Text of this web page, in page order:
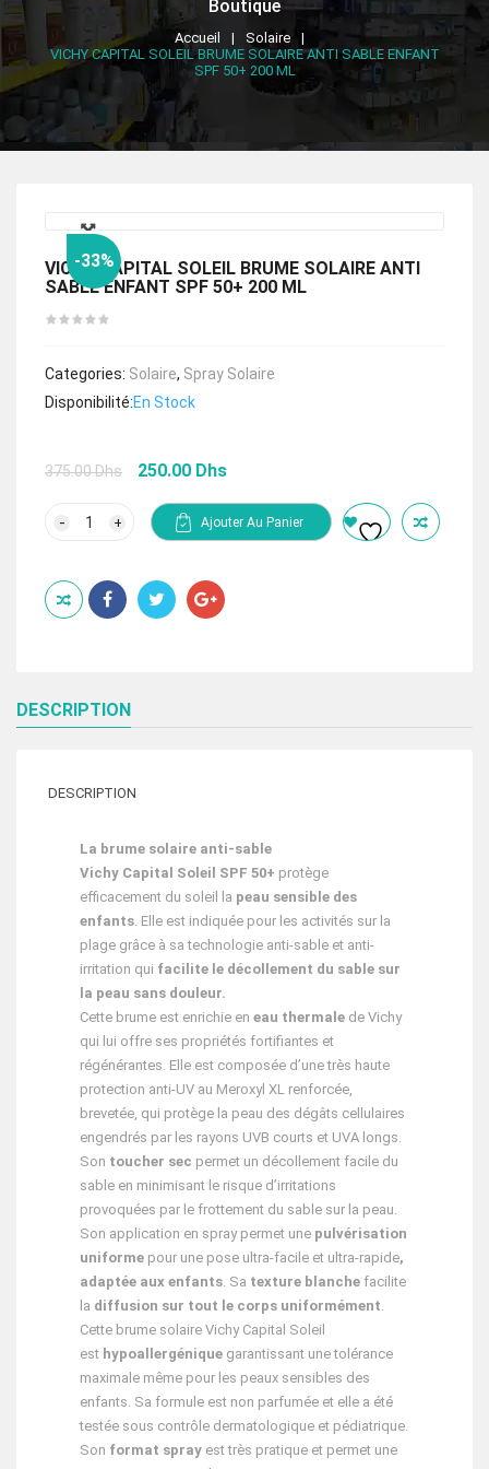
Boutique
Accueil
Solaire
VICHY CAPITAL SOLEIL BRUME SOLAIRE ANTI SABLE ENFANT
SPF 50+ 200 ML
-33%
VICHY CAPITAL SOLEIL BRUME SOLAIRE ANTI
SABLE ENFANT SPF 50+ 200 ML
Categories: Solaire, Spray Solaire
Disponibilité:En Stock
375.00Dhs
Le
initial
était :
250.00 Dhs
est :
SOLEIL
BRUME
SOLAIRE
200
ML
Ajouter Au Panier
DESCRIPTION
DESCRIPTION
La brume solaire anti-sable
Vichy Capital Soleil SPF 50+ protège
efficacement du soleil la peau sensible des
enfants. Elle est indiquée pour les activités sur la
plage grâce à sa technologie anti-sable et anti-
irritation qui facilite le décollement du sable sur
la peau sans douleur.
Cette brume est enrichie en eau thermale de Vichy
qui lui offre ses propriétés fortifiantes et
régénérantes. Elle est composée d’une très haute
protection anti-UV au Meroxyl XL renforcée,
brevetée, qui protège la peau des dégâts cellulaires
engendrés par les rayons UVB courts et UVA longs.
Son toucher sec permet un décollement facile du
sable en minimisant le risque d’irritations
provoquées par le frottement du sable sur la peau.
Son application en spray permet une pulvérisation
uniforme pour une pose ultra-facile et ultra-rapide,
adaptée aux enfants. Sa texture blanche facilite
la diffusion sur tout le corps uniformément.
Cette brume solaire Vichy Capital Soleil
est hypoallergénique garantissant une tolérance
maximale même pour les peaux sensibles des
enfants. Sa formule est non parfumée et elle a été
testée sous contrôle dermatologique et pédiatrique.
Son format spray est très pratique et permet une